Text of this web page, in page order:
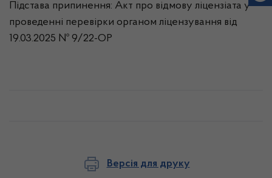
Підстава припинення: Акт про відмову ліцензіата у
проведенні перевірки органом ліцензування від
19.03.2025 № 9/22-ОР
Версія для друку